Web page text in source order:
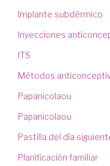
Implante subdérmico
Inyecciones
ITS
Métodos
Papanicolaou
Papanicolaou
Pastilla del día
Planificación familiar